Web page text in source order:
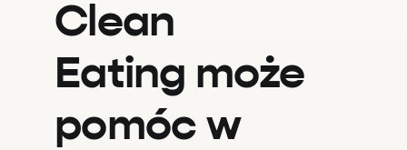
Clean
Eating może
pomóc w